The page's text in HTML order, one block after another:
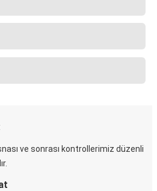
ve sonrası kontrollerimiz düzenli